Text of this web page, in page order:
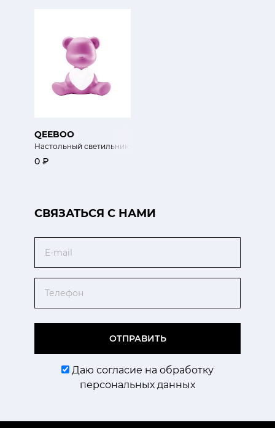
QEEBOO
Настольный светильник Любовь Тедди XS
0 ₽
CВЯЗАТЬСЯ С НАМИ
ОТПРАВИТЬ
Даю согласие на обработку
персональных данных